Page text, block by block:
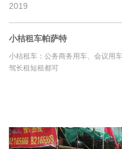
2019
小桔租车帕萨特
小桔租车：公务商务用车、会议用
驾长租短租都可